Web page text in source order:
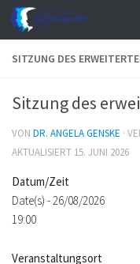
Zum Inhalt springen
SITZUNG DES
Sitzung des
VON DR. ANGELA GENSKE ·
AKTUALISIERT 15. JUNI 2026
Datum/Zeit
Date(s) - 26/08/2026
19:00
Veranstaltungsort